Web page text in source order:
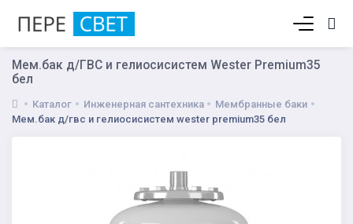
Мем.бак д/ГВС и гелиосисистем Wester Premium35
бел
Каталог Инженерная сантехника
Мембранные баки
Мем.бак д/гвс и гелиосисистем wester premium35 бел